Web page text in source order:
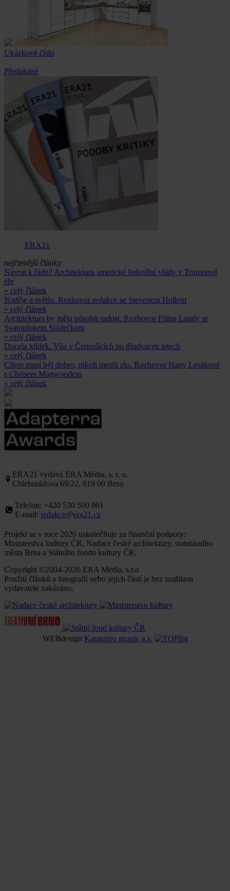
Ukázkové číslo
Předplatné
ERA21
nejčtenější články
Návrat k řádu? Architektura americké federální vlády v Trumpově
éře
» celý článek
Naděje a světlo. Rozhovor redakce se Stevenem Hollem
» celý článek
Architektura by měla působit radost. Rozhovor Filipa Landy se
Svatoplukem Sládečkem
» celý článek
Docela klídek. Vila v Černošicích po třiadvaceti letech
» celý článek
Cílem musí být dobro, nikoli menší zlo. Rozhovor Hany Lesákové
s Chrisem Magwoodem
» celý článek
ERA21 vydává ERA Média, s. r. o.
Chleborádova 69/22, 619 00 Brno
Telefon: +420 530 500 801
E-mail: redakce@era21.cz
Projekt se v roce 2026 uskutečňuje za finanční podpory:
Ministerstva kultury ČR, Nadace české architektury, statutárního
města Brna a Státního fondu kultury ČR.
Copyright ©2004-2026 ERA Média, s.r.o
Použití článků a fotografií nebo jejich částí je bez souhlasu
vydavatele zakázáno.
WEBdesign Kangaroo group, a.s.